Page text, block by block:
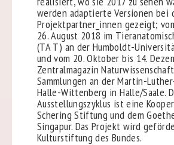
werden adaptierte Versionen bei
Projektpartner_innen gezeigt;
26. August 2018 im
(TA T) an der Humboldt-
und vom 20. Oktober bis 14.
Zentralmagazin
Sammlungen an der Martin-
Halle-Wittenberg in Halle/Saale.
Ausstellungszyklus ist eine
Schering Stiftung und dem
Singapur. Das Projekt wird
Kulturstiftung des Bundes.